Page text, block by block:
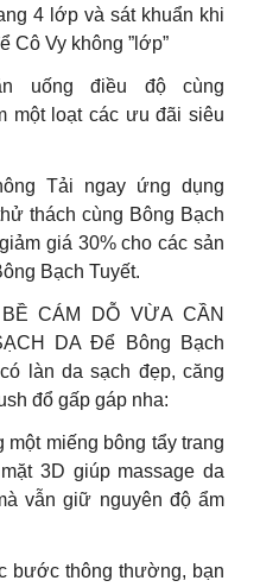
4 lớp và sát khuẩn khi
Cô Vy không ”lớp”
uống điều độ cùng
một loạt các ưu đãi siêu
Tải ngay ứng dụng
thách cùng Bông Bạch
giá 30% cho các sản
Bạch Tuyết.
CÁM DỖ VỪA CẦN
DA Để Bông Bạch
làn da sạch đẹp, căng
đổ gấp gáp nha:
miếng bông tẩy trang
3D giúp massage da
vẫn giữ nguyên độ ẩm
bước thông thường, bạn